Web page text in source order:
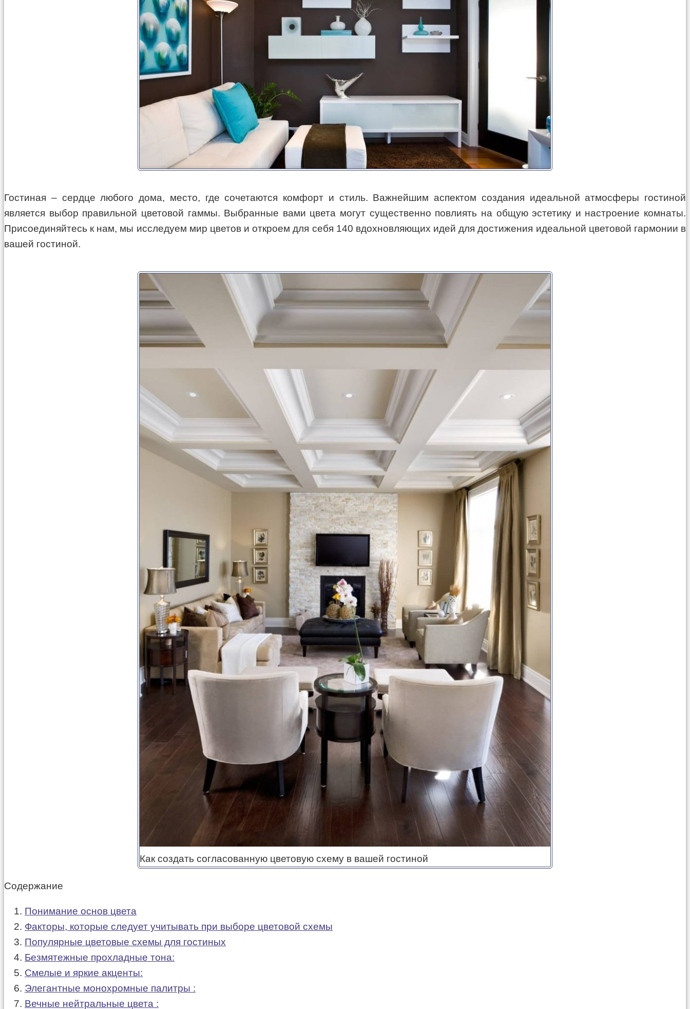
Гостиная – сердце любого дома, место, где сочетаются комфорт и стиль. Важнейшим аспектом создания идеальной атмосферы гостиной
является выбор правильной цветовой гаммы. Выбранные вами цвета могут существенно повлиять на общую эстетику и настроение комнаты.
Присоединяйтесь к нам, мы исследуем мир цветов и откроем для себя 140 вдохновляющих идей для достижения идеальной цветовой гармонии в
вашей гостиной.
Как создать согласованную цветовую схему в вашей гостиной
Содержание
Понимание основ цвета
Факторы, которые следует учитывать при выборе цветовой схемы
Популярные цветовые схемы для гостиных
Безмятежные прохладные тона:
Смелые и яркие акценты:
Элегантные монохромные палитры :
Вечные нейтральные цвета :